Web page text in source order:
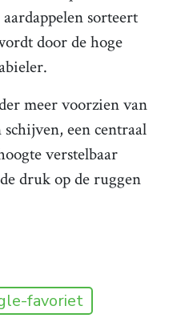
sorteert
door de hoge
meer voorzien van
een centraal
verstelbaar
druk op de ruggen
favoriet